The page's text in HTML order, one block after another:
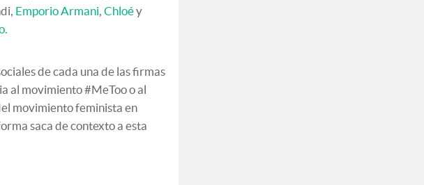
Emporio Armani, Chloéy
de cada una de las firmas
al movimiento #MeToo o al
movimiento feminista en
saca de contexto a esta